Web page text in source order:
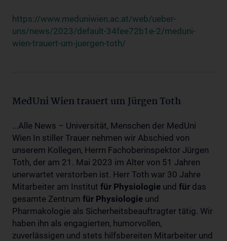
https://www.meduniwien.ac.at/web/ueber-
uns/news/2023/default-34fee72b1e-2/meduni-
wien-trauert-um-juergen-toth/
MedUni Wien trauert um Jürgen Toth
...Alle News – Universität, Menschen der MedUni
Wien In stiller Trauer nehmen wir Abschied von
unserem Kollegen, Herrn Fachoberinspektor Jürgen
Toth, der am 21. Mai 2023 im Alter von 51 Jahren
unerwartet verstorben ist. Herr Toth war 30 Jahre
Mitarbeiter am Institut für Physiologie und für das
gesamte Zentrum für Physiologie und
Pharmakologie als Sicherheitsbeauftragter tätig. Wir
haben ihn als engagierten, humorvollen,
zuverlässigen und stets hilfsbereiten Mitarbeiter und